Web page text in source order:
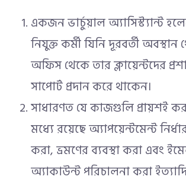
একজন ভার্চুয়াল অ্যাসিস্ট্যান্ট
নিযুক্ত কর্মী যিনি দূরবর্তী
অফিস থেকে তার ক্লায়েন্টদের
সাপোর্ট প্রদান করে থাকেন।
সাধারণত যে কাজগুলি প্রায়শই
মধ্যে রয়েছে অ্যাপয়েন্টমেন্ট
করা, ভ্রমণের ব্যবস্থা করা এবং
অ্যাকাউন্ট পরিচালনা করা